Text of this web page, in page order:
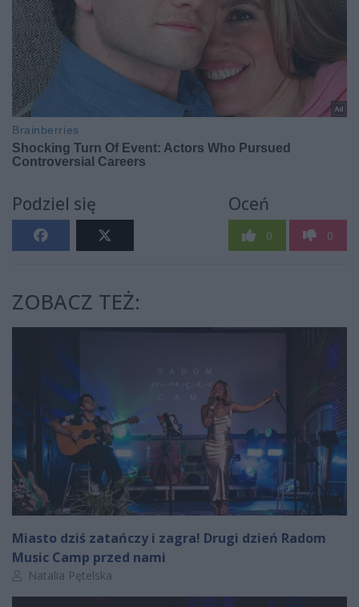
Podziel się Oceń
0 0
ZOBACZ TEŻ:
Miasto dziś zatańczy i zagra! Drugi dzień Radom
Music Camp przed nami
Autor artykułu:
Natalia Pętelska